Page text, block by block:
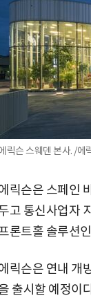
릭슨 스웨덴 본사. /에
릭슨은 스페인
고 통신사업자
론트홀 솔루션
릭슨은 연내 개
출시할 예정이